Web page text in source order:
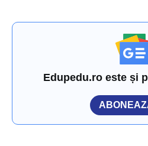
Edupedu.ro este și